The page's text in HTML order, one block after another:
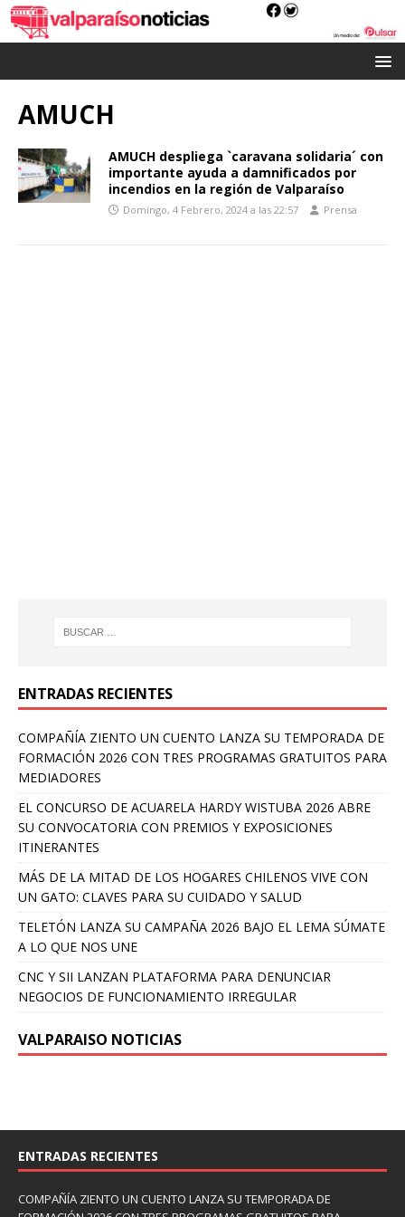
AMUCH
AMUCH despliega `caravana solidaria´ con
importante ayuda a damnificados por
incendios en la región de Valparaíso
Domingo, 4 Febrero, 2024 a las 22:57 Prensa
ENTRADAS RECIENTES
COMPAÑÍA ZIENTO UN CUENTO LANZA SU TEMPORADA DE
FORMACIÓN 2026 CON TRES PROGRAMAS GRATUITOS PARA
MEDIADORES
EL CONCURSO DE ACUARELA HARDY WISTUBA 2026 ABRE
SU CONVOCATORIA CON PREMIOS Y EXPOSICIONES
ITINERANTES
MÁS DE LA MITAD DE LOS HOGARES CHILENOS VIVE CON
UN GATO: CLAVES PARA SU CUIDADO Y SALUD
TELETÓN LANZA SU CAMPAÑA 2026 BAJO EL LEMA SÚMATE
A LO QUE NOS UNE
CNC Y SII LANZAN PLATAFORMA PARA DENUNCIAR
NEGOCIOS DE FUNCIONAMIENTO IRREGULAR
VALPARAISO NOTICIAS
ENTRADAS RECIENTES
COMPAÑÍA ZIENTO UN CUENTO LANZA SU TEMPORADA DE